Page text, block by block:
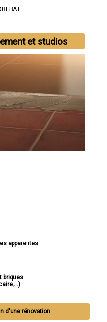
et studios
apparentes
briques
d'une rénovation